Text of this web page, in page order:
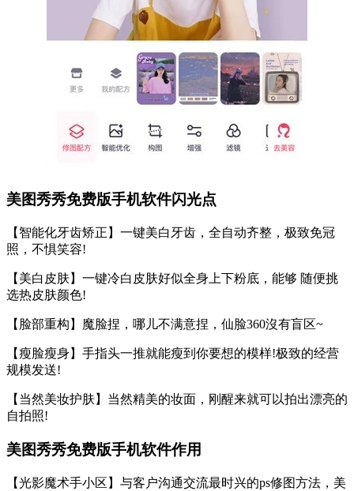
美图秀秀免费版手机软件闪光点
【智能化牙齿矫正】一键美白牙齿，全自动齐整，极致免冠
照，不惧笑容!
【美白皮肤】一键冷白皮肤好似全身上下粉底，能够 随便挑
选热皮肤颜色!
【脸部重构】魔脸捏，哪儿不满意捏，仙脸360沒有盲区~
【瘦脸瘦身】手指头一推就能瘦到你要想的模样!极致的经营
规模发送!
【当然美妆护肤】当然精美的妆面，刚醒来就可以拍出漂亮的
自拍照!
美图秀秀免费版手机软件作用
【光影魔术手小区】与客户沟通交流最时兴的ps修图方法，美